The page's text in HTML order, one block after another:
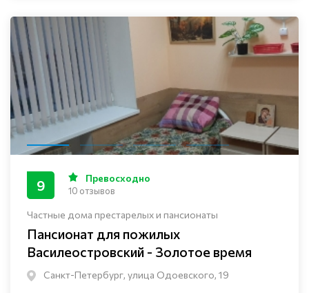
Частные дома престарелых и пансионаты
Пансионат для пожилых
Василеостровский - Золотое время
Санкт-Петербург, улица Одоевского, 19
9 Превосходно
10 отзывов